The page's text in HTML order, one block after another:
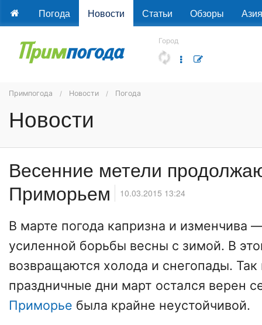
Погода Новости Статьи Обзоры Азия
Город
Примпогода Новости Погода
Новости
Весенние метели
Приморьем
10.03.2015 13:24
В марте погода капризна и изменчива
усиленной борьбы весны с зимой. В
возвращаются холода и снегопады.
праздничные дни март остался верен
Приморье была крайне неустойчивой.